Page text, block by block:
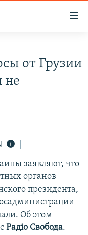
от Грузии
не
заявляют, что
органов
президента,
Об этом
Радіо Свобода.